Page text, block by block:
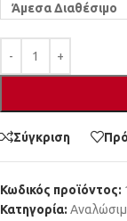
Άμεσα Διαθέσιμο
Σύγκριση
Κωδικός προϊόντος:
Κατηγορία: